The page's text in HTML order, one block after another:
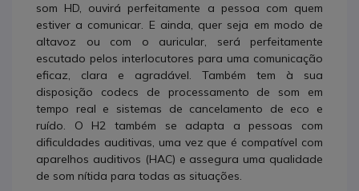
som HD, ouvirá perfeitamente a pessoa com quem
estiver a comunicar. E ainda, quer seja em modo de
altavoz ou com o auricular, será perfeitamente
escutado pelos interlocutores para uma comunicação
eficaz, clara e agradável. Também tem à sua
disposição codecs de processamento de som em
tempo real e sistemas de cancelamento de eco e
ruído. O H2 também se adapta a pessoas com
dificuldades auditivas, uma vez que é compatível com
aparelhos auditivos (HAC) e assegura uma qualidade
de som nítida para todas as situações.